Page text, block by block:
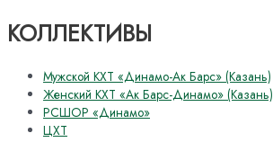
КОЛЛЕКТИВЫ
Мужской КХТ «Динамо-Ак Барс» (Казань)
Женский КХТ «Ак Барс-Динамо» (Казань)
РСШОР «Динамо»
ЦХТ